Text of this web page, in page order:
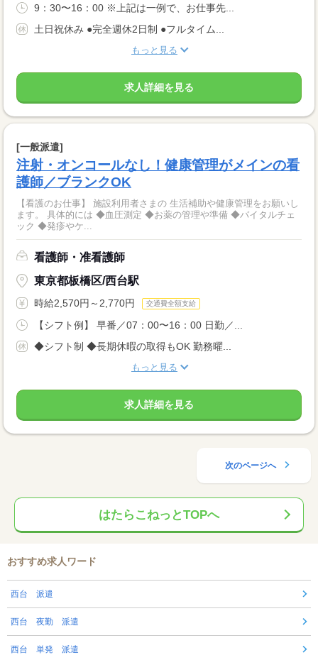
9：30〜16：00 ※上記は一例で、お仕事先...
土日祝休み ●完全週休2日制 ●フルタイム...
もっと見る
求人詳細を見る
[一般派遣]
注射・オンコールなし！健康管理がメインの看
護師／ブランクOK
【看護のお仕事】 施設利用者さまの 生活補助や健康管理をお願いし
ます。 具体的には ◆血圧測定 ◆お薬の管理や準備 ◆バイタルチェ
ック ◆発疹やケ...
看護師・准看護師
東京都板橋区/西台駅
時給2,570円～2,770円 交通費全額支給
【シフト例】 早番／07：00〜16：00 日勤／...
◆シフト制 ◆長期休暇の取得もOK 勤務曜...
もっと見る
求人詳細を見る
次のページへ
はたらこねっとTOPへ
おすすめ求人ワード
西台 派遣
西台 夜勤 派遣
西台 単発 派遣